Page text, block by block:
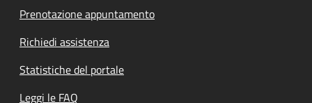
Prenotazione appuntamento
Richiedi assistenza
Statistiche del portale
Leggi le FAQ